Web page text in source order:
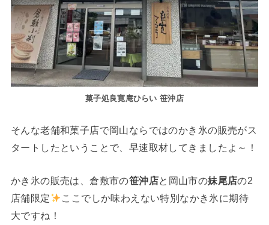
菓子処良寛庵ひらい 笹沖店
そんな老舗和菓子店で岡山ならではのかき氷の販売がス
タートしたということで、早速取材してきましたよ～！
かき氷の販売は、倉敷市の笹沖店と岡山市の妹尾店の2
店舗限定
ここでしか味わえない特別なかき氷に期待
大ですね！